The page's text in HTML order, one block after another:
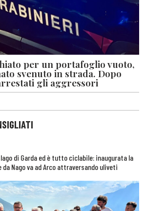
per un portafoglio vuoto,
svenuto in strada. Dopo
gli aggressori
di Garda ed è tutto ciclabile: inaugurata la
Nago va ad Arco attraversando uliveti